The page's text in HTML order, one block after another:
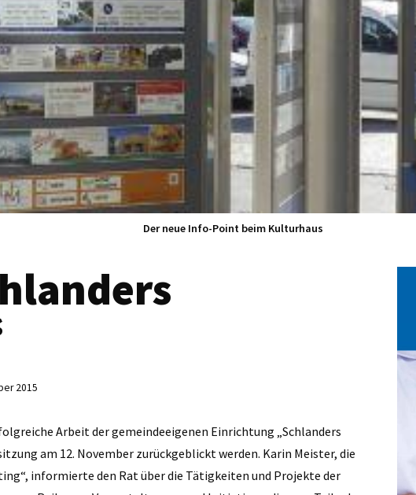
Der neue Info-Point beim Kulturhaus
2015
Arbeit der gemeindeeigenen Einrichtung „Schlanders
am 12. November zurückgeblickt werden. Karin Meister, die
informierte den Rat über die Tätigkeiten und Projekte der